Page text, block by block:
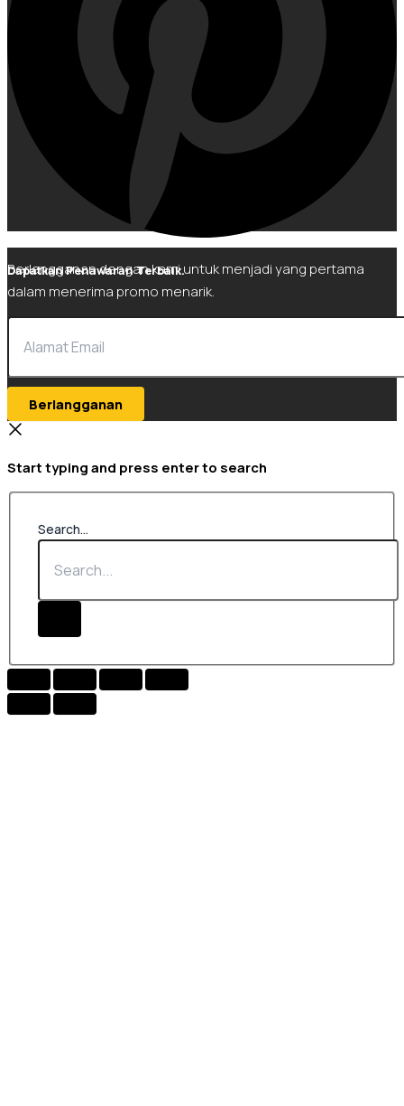
Dapatkan Penawaran Terbaik.
Berlangganan dengan kami untuk menjadi yang pertama
dalam menerima promo menarik.
Berlangganan
Start typing and press enter to search
Search...